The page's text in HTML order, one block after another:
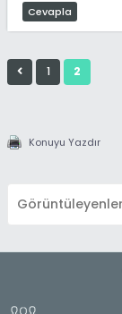
Cevapla
1 2
Konuyu Yazdır